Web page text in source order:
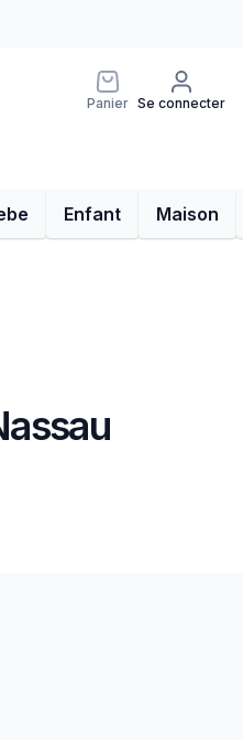
Panier Se connecter
Enfant Maison